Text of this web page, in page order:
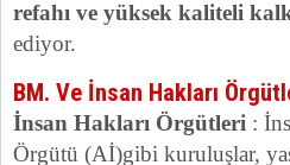
refahı ve yüksek kaliteli
ediyor.
BM. Ve İnsan Hakları
İnsan Hakları Örgütleri :
Örgütü (Aİ)gibi kuruluşlar,